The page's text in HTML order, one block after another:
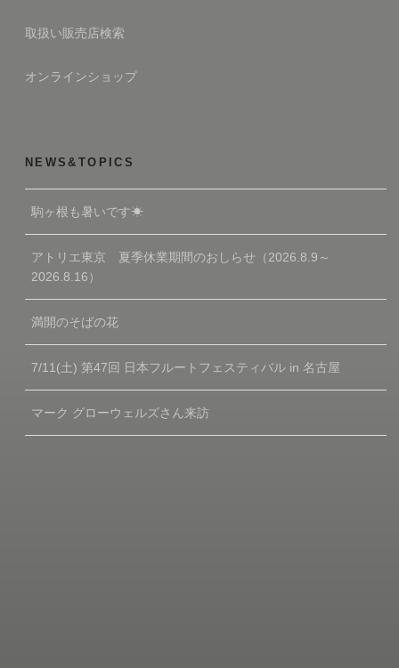
取扱い販売店検索
オンラインショップ
NEWS&TOPICS
駒ヶ根も暑いです☀
アトリエ東京 夏季休業期間のおしらせ（2026.8.9～
2026.8.16）
満開のそばの花
7/11(土) 第47回 日本フルートフェスティバル in 名古屋
マーク グローウェルズさん来訪